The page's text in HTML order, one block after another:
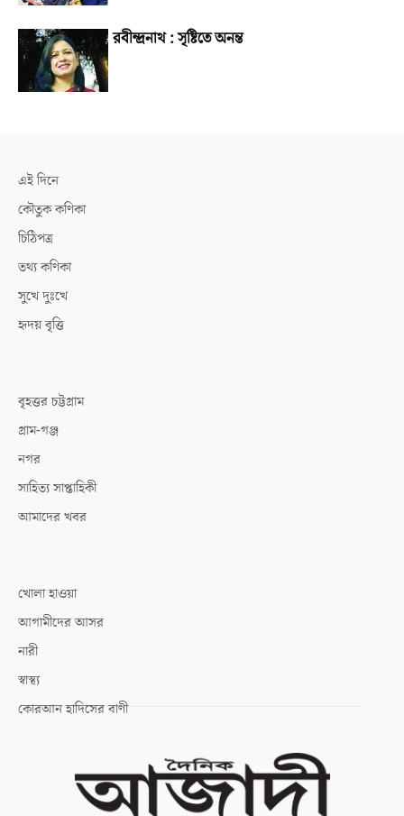
রবীন্দ্রনাথ : সৃষ্টিতে অনন্ত
এই দিনে
কৌতুক কণিকা
চিঠিপত্র
তথ্য কণিকা
সুখে দুঃখে
হৃদয় বৃত্তি
বৃহত্তর চট্টগ্রাম
গ্রাম-গঞ্জ
নগর
সাহিত্য সাপ্তাহিকী
আমাদের খবর
খোলা হাওয়া
আগামীদের আসর
নারী
স্বাস্থ্য
কোরআন হাদিসের বাণী